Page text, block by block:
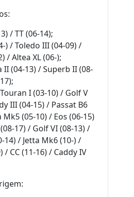
/ TT (06-14);
) / Toledo III (04-09) /
/ Altea XL (06-);
II (04-13) / Superb II (08-
I (03-10) / Golf V
III (04-15) / Passat B6
Mk5 (05-10) / Eos (06-15)
17) / Golf VI (08-13) /
14) / Jetta Mk6 (10-) /
/ CC (11-16) / Caddy IV